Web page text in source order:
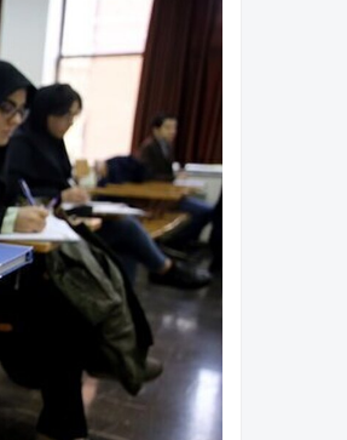
آیت‌الله نوری همدانی: خطوط
در مذاکرات رعایت شود